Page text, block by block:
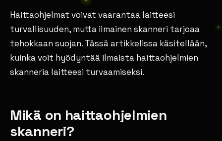
Haittaohjelmat voivat vaarantaa laitteesi
turvallisuuden, mutta ilmainen skanneri tarjoaa
tehokkaan suojan. Tässä artikkelissa käsitellään,
kuinka voit hyödyntää ilmaista haittaohjelmien
skanneria laitteesi turvaamiseksi.
Mikä on haittaohjelmien
skanneri?